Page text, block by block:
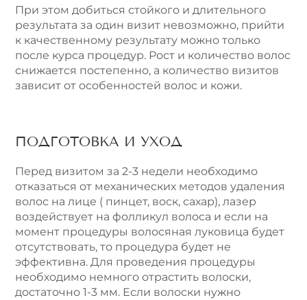
При этом добиться стойкого и длительного
результата за один визит невозможно, прийти
к качественному результату можно только
после курса процедур. Рост и количество волос
снижается постепенно, а количество визитов
зависит от особенностей волос и кожи.
ПОДГОТОВКА И УХОД
Перед визитом за 2-3 недели необходимо
отказаться от механических методов удаления
волос на лице ( пинцет, воск, сахар), лазер
воздействует на фолликул волоса и если на
момент процедуры волосяная луковица будет
отсутствовать, то процедура будет не
эффективна. Для проведения процедуры
необходимо немного отрастить волоски,
достаточно 1-3 мм. Если волоски нужно